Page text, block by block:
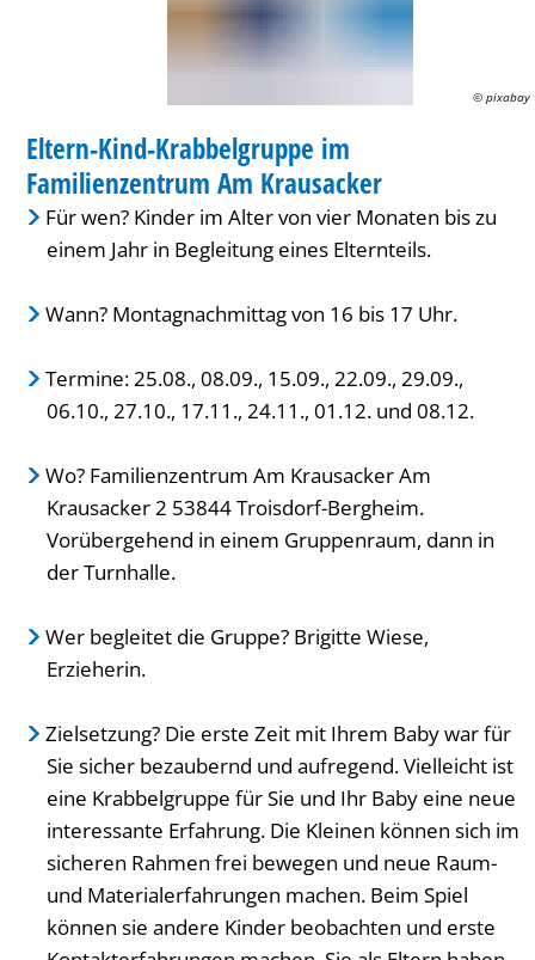
Familienzentrum
Krausacker
© pixabay
KATEGORIE: FAMILIENZENTRUM / KITA
Eltern-Kind-Krabbelgruppe im
Familienzentrum Am Krausacker
Für wen? Kinder im Alter von vier Monaten bis zu
einem Jahr in Begleitung eines Elternteils.
Wann? Montagnachmittag von 16 bis 17 Uhr.
Termine: 25.08., 08.09., 15.09., 22.09., 29.09.,
06.10., 27.10., 17.11., 24.11., 01.12. und 08.12.
Wo? Familienzentrum Am Krausacker Am
Krausacker 2 53844 Troisdorf-Bergheim.
Vorübergehend in einem Gruppenraum, dann in
der Turnhalle.
Wer begleitet die Gruppe? Brigitte Wiese,
Erzieherin.
Zielsetzung? Die erste Zeit mit Ihrem Baby war für
Sie sicher bezaubernd und aufregend. Vielleicht ist
eine Krabbelgruppe für Sie und Ihr Baby eine neue
interessante Erfahrung. Die Kleinen können sich im
sicheren Rahmen frei bewegen und neue Raum-
und Materialerfahrungen machen. Beim Spiel
können sie andere Kinder beobachten und erste